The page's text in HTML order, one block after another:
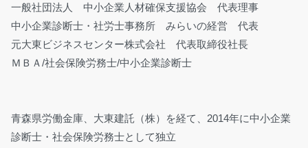
一般社団法人 中小企業人材確保支援協会 代表理事
中小企業診断士・社労士事務所 みらいの経営 代表
元大東ビジネスセンター株式会社 代表取締役社長
ＭＢＡ/社会保険労務士/中小企業診断士
青森県労働金庫、大東建託（株）を経て、2014年に中小企業
診断士・社会保険労務士として独立